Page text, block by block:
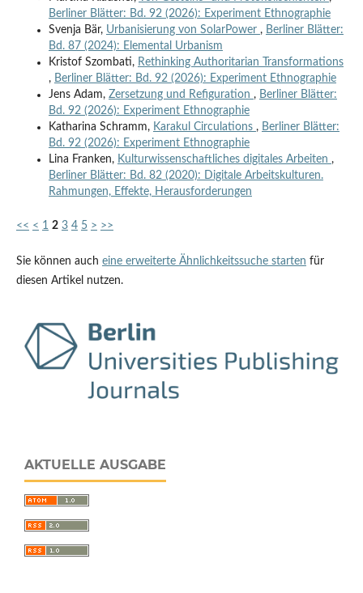
Berliner Blätter: Bd. 92 (2026): Experiment Ethnographie
Svenja Bär, Urbanisierung von SolarPower , Berliner Blätter:
Bd. 87 (2024): Elemental Urbanism
Kristof Szombati, Rethinking Authoritarian Transformations
, Berliner Blätter: Bd. 92 (2026): Experiment Ethnographie
Jens Adam, Zersetzung und Refiguration , Berliner Blätter:
Bd. 92 (2026): Experiment Ethnographie
Katharina Schramm, Karakul Circulations , Berliner Blätter:
Bd. 92 (2026): Experiment Ethnographie
Lina Franken, Kulturwissenschaftliches digitales Arbeiten ,
Berliner Blätter: Bd. 82 (2020): Digitale Arbeitskulturen.
Rahmungen, Effekte, Herausforderungen
<< < 1 2 3 4 5 > >>
Sie können auch eine erweiterte Ähnlichkeitssuche starten für
diesen Artikel nutzen.
AKTUELLE AUSGABE